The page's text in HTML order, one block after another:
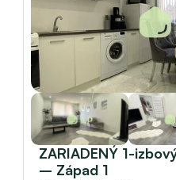
ZARIADENÝ 1-
– Západ 1